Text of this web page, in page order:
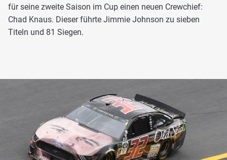
für seine zweite Saison im Cup einen neuen Crewchief:
Chad Knaus. Dieser führte Jimmie Johnson zu sieben
Titeln und 81 Siegen.